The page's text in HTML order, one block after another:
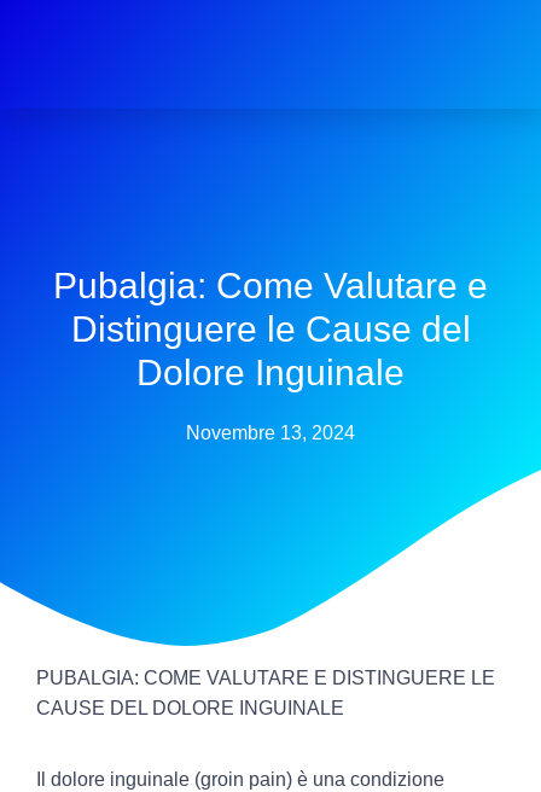
Pubalgia: Come Valutare e
Distinguere le Cause del
Dolore Inguinale
Novembre 13, 2024
PUBALGIA: COME VALUTARE E DISTINGUERE LE
CAUSE DEL DOLORE INGUINALE
dolore inguinale (groin pain) è una condizione